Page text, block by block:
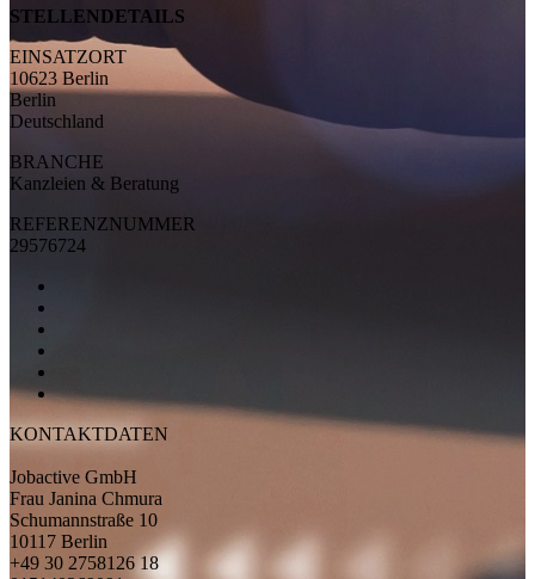
STELLENDETAILS
EINSATZORT
10623 Berlin
Berlin
Deutschland
BRANCHE
Kanzleien & Beratung
REFERENZNUMMER
29576724
KONTAKTDATEN
Jobactive GmbH
Frau Janina Chmura
Schumannstraße 10
10117 Berlin
+49 30 2758126 18